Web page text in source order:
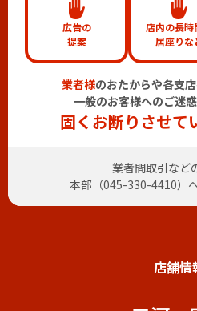
広告の
提案
店内の長時
居座りな
業者様のおたからや各支
一般のお客様へのご迷
固くお断りさせて
業者間取引など
本部（045-330-4410）
店舗情